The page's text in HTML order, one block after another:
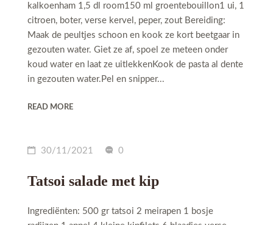
kalkoenham 1,5 dl room150 ml groentebouillon1 ui, 1
citroen, boter, verse kervel, peper, zout Bereiding:
Maak de peultjes schoon en kook ze kort beetgaar in
gezouten water. Giet ze af, spoel ze meteen onder
koud water en laat ze uitlekkenKook de pasta al dente
in gezouten water.Pel en snipper...
READ MORE
30/11/2021 0
Tatsoi salade met kip
Ingrediënten: 500 gr tatsoi 2 meirapen 1 bosje